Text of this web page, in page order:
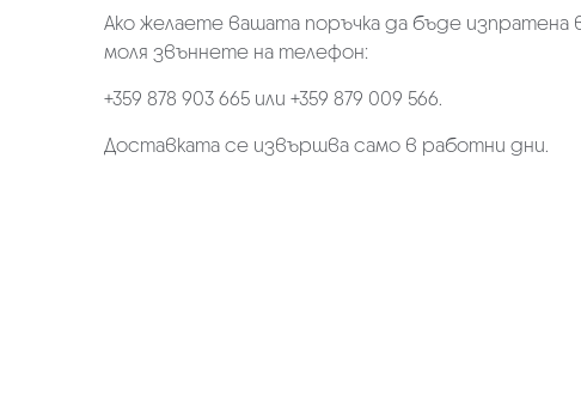
Ако желаете вашата поръчка да бъде изпратена
моля звъннете на телефон:
+359 878 903 665 или +359 879 009 566.
Доставката се извършва само в работни дни.